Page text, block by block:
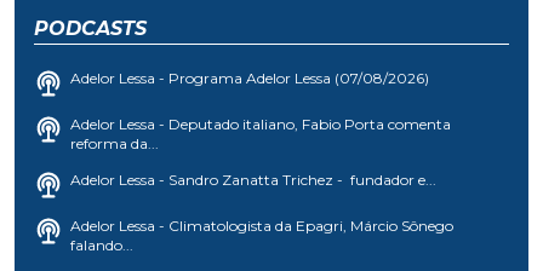
PODCASTS
Adelor Lessa - Programa Adelor Lessa (07/08/2026)
Adelor Lessa - Deputado italiano, Fabio Porta comenta
reforma da...
Adelor Lessa - Sandro Zanatta Trichez - fundador e...
Adelor Lessa - Climatologista da Epagri, Márcio Sônego
falando...